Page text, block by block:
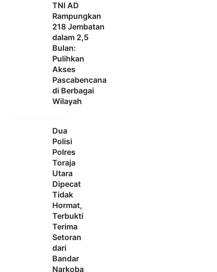
TNI AD
Rampungkan
218 Jembatan
dalam 2,5
Bulan:
Pulihkan
Akses
Pascabencana
di Berbagai
Wilayah
Dua
Polisi
Polres
Toraja
Utara
Dipecat
Tidak
Hormat,
Terbukti
Terima
Setoran
dari
Bandar
Narkoba